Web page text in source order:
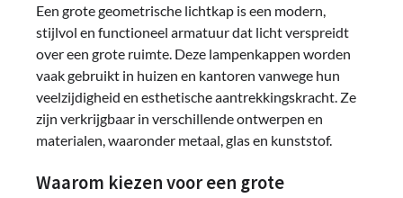
Een grote geometrische lichtkap is een modern,
stijlvol en functioneel armatuur dat licht verspreidt
over een grote ruimte. Deze lampenkappen worden
vaak gebruikt in huizen en kantoren vanwege hun
veelzijdigheid en esthetische aantrekkingskracht. Ze
zijn verkrijgbaar in verschillende ontwerpen en
materialen, waaronder metaal, glas en kunststof.
Waarom kiezen voor een grote